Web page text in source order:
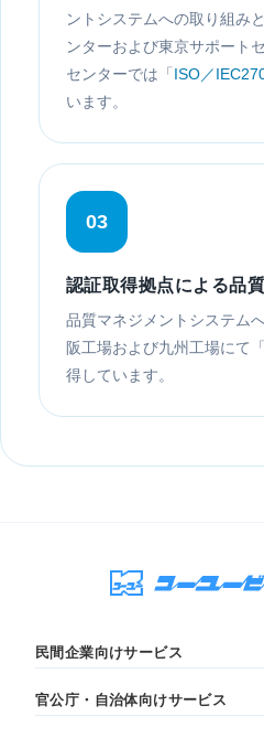
ントシステムへの取り組み
ンターおよび東京サポート
センターでは「 ISO／
います。
03
認証取得拠点による品
品質マネジメントシステム
阪工場および九州工場にて
得しています。
民間企業向けサービス
官公庁・自治体向けサービス